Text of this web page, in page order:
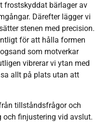
frostskyddat bärlager av
Därefter lägger vi
stenen med precision.
för att hålla formen
som motverkar
vibrerar vi ytan med
allt på plats utan att
tillståndsfrågor och
finjustering vid avslut.